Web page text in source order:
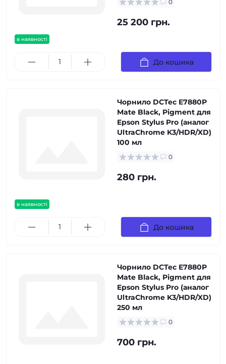
в наявності
0
25 200 грн.
До кошика
в наявності
Чорнило DCTec E7880P
Mate Black, Pigment для
Epson Stylus Pro (аналог
UltraChrome K3/HDR/XD)
100 мл
0
280 грн.
До кошика
Чорнило DCTec E7880P
Mate Black, Pigment для
Epson Stylus Pro (аналог
UltraChrome K3/HDR/XD)
250 мл
0
700 грн.